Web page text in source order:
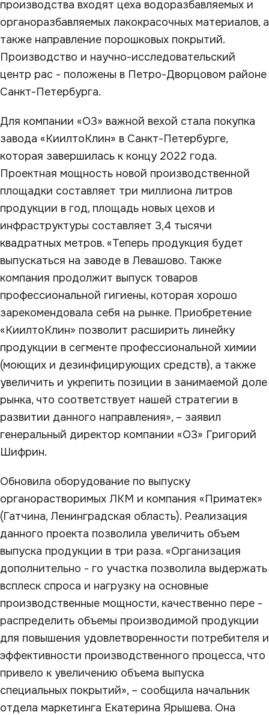
производства входят цеха водоразбавляемых и
органоразбавляемых лакокрасочных материалов, а
также направление порошковых покрытий.
Производство и научно-исследовательский
центр рас - положены в Петро-Дворцовом районе
Санкт-Петербурга.
Для компании «О3» важной вехой стала покупка
завода «КиилтоКлин» в Санкт-Петербурге,
которая завершилась к концу 2022 года.
Проектная мощность новой производственной
площадки составляет три миллиона литров
продукции в год, площадь новых цехов и
инфраструктуры составляет 3,4 тысячи
квадратных метров. «Теперь продукция будет
выпускаться на заводе в Левашово. Также
компания продолжит выпуск товаров
профессиональной гигиены, которая хорошо
зарекомендовала себя на рынке. Приобретение
«КиилтоКлин» позволит расширить линейку
продукции в сегменте профессиональной химии
(моющих и дезинфицирующих средств), а также
увеличить и укрепить позиции в занимаемой доле
рынка, что соответствует нашей стратегии в
развитии данного направления», – заявил
генеральный директор компании «О3» Григорий
Шифрин.
Обновила оборудование по выпуску
органорастворимых ЛКМ и компания «Приматек»
(Гатчина, Ленинградская область). Реализация
данного проекта позволила увеличить объем
выпуска продукции в три раза. «Организация
дополнительно - го участка позволила выдержать
всплеск спроса и нагрузку на основные
производственные мощности, качественно пере -
распределить объемы производимой продукции
для повышения удовлетворенности потребителя и
эффективности производственного процесса, что
привело к увеличению объема выпуска
специальных покрытий», – сообщила начальник
отдела маркетинга Екатерина Ярышева. Она